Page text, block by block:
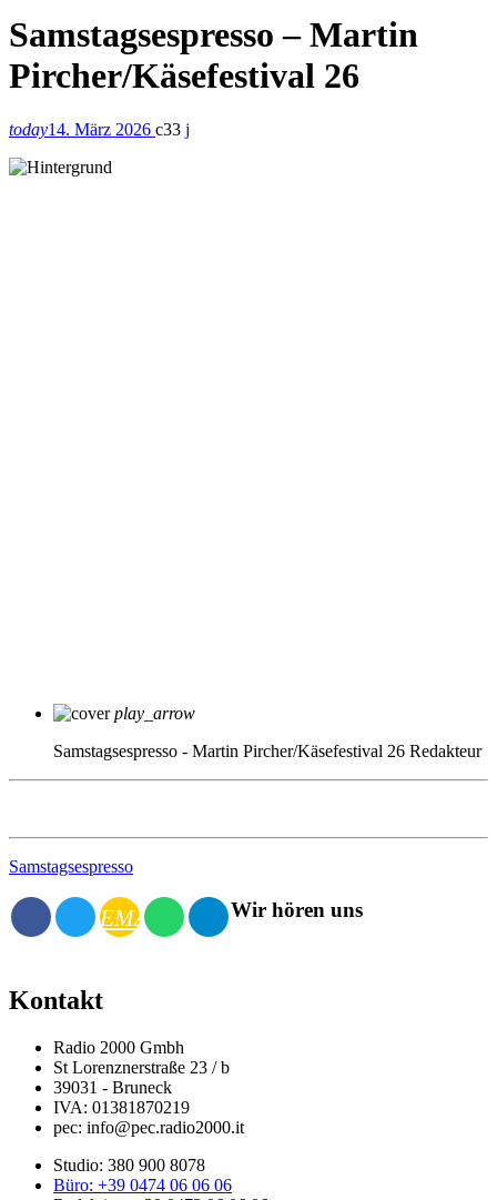
Samstagsespresso – Martin
Pircher/Käsefestival 26
today14. März 2026 33
play_arrow
Samstagsespresso - Martin Pircher/Käsefestival 26 Redakteur
Samstagsespresso
EMAIL Wir hören uns
Kontakt
Radio 2000 Gmbh
St Lorenznerstraße 23 / b
39031 - Bruneck
IVA: 01381870219
pec: info@pec.radio2000.it
Studio: 380 900 8078
Büro: +39 0474 06 06 06